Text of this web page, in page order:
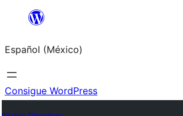
Saltar
contenido
Español (México)
Consigue WordPress